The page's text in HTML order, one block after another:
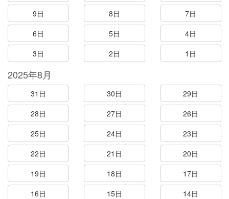
9日
8日
7日
6日
5日
4日
3日
2日 1日
2025年8月
31日 30日
29日
28日
27日
26日
25日
24日
23日
22日
21日
20日
19日
18日
17日
16日
15日
14日